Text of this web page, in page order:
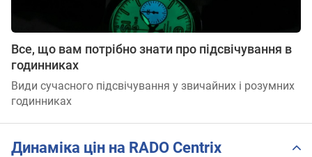
Все, що вам потрібно знати про підсвічування в
годинниках
Види сучасного підсвічування у звичайних і розумних
годинниках
Динаміка цін на RADO Centrix